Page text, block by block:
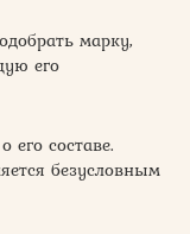
марку,
его
его составе.
безусловным